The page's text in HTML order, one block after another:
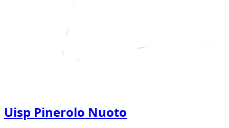
Uisp Pinerolo Nuoto